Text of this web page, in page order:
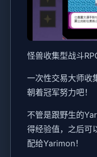
怪兽收集型战斗
一次性交易大师收
朝着冠军努力吧！
不管是跟野生的
得经验值，之后可
配给Yarimon！